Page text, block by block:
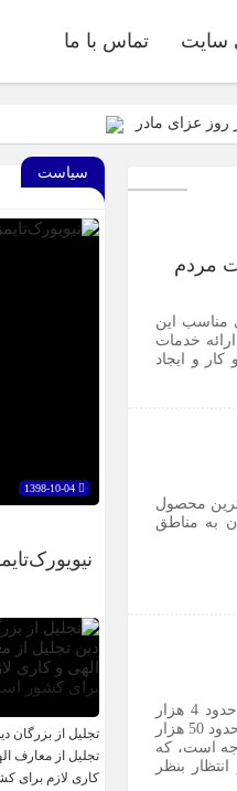
سایت تماس با ما
روز عزای مادر
گرفت؛ روکش ۴۴۷ کیلومتر از محورهای خراسان جنوبی
به فعالیت‌های پژوهشی در
محتوای دیجیتال ایمن،
اندمیک زاغ بور در بشرویه عکس
مردم
مناسب این
خدمات
و ایجاد
محصول
به مناطق
در حالی که در لایحه بودجه سال 98، رقم درآمد حاصل از فروش اموال دولت حدود 4 هزار
میلیارد تومان بود، این رقم در لایحه بودجه سال 99 بیش از دوازده برابر شده و به حدود 50 هزار
است، که
بنظر
سیاست
تجلیل از بزرگان
تجلیل از معارف
کاری لازم برای